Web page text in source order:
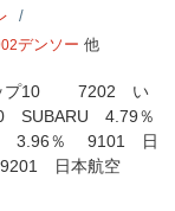
デンソー 他
ップ10 7202 い
4.79％
3.96％ 9101 日
日本航空